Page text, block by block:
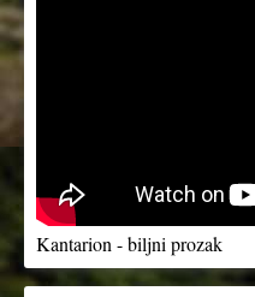
Kantarion - biljni prozak